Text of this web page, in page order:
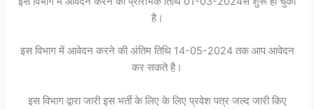
है।
इस विभाग में आवेदन करने की अंतिम तिथि 14-05-2024 तक आप आवेदन
कर सकते है।
इस विभाग द्वारा जारी इस भर्ती के लिए के लिए प्रवेश पत्र जल्द जारी किए